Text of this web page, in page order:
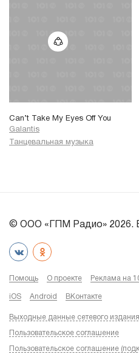
Can’t Take My Eyes Off You
Galantis
Танцевальная музыка
© ООО «ГПМ Радио» 2026.
Помощь О проекте Реклама на
iOS Android ВКонтакте
Выходные данные сетевого
Пользовательское соглашение
Пользовательское соглашение